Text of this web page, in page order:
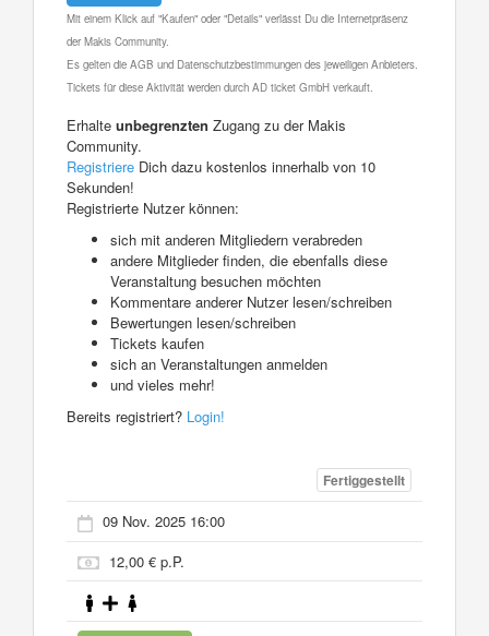
Mit einem Klick auf "Kaufen" oder "Details" verlässt Du die Internetpräsenz
der Makis Community.
Es gelten die AGB und Datenschutzbestimmungen des jeweiligen Anbieters.
Tickets für diese Aktivität werden durch AD ticket GmbH verkauft.
Erhalte unbegrenzten Zugang zu der Makis
Community.
Registriere Dich dazu kostenlos innerhalb von 10
Sekunden!
Registrierte Nutzer können:
sich mit anderen Mitgliedern verabreden
andere Mitglieder finden, die ebenfalls diese
Veranstaltung besuchen möchten
Kommentare anderer Nutzer lesen/schreiben
Bewertungen lesen/schreiben
Tickets kaufen
sich an Veranstaltungen anmelden
und vieles mehr!
Bereits registriert? Login!
Fertiggestellt
09 Nov. 2025 16:00
12,00 € p.P.